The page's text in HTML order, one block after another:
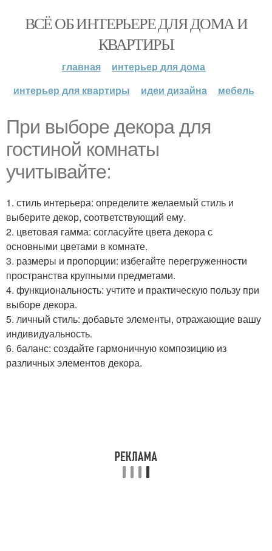
ВСЁ ОБ ИНТЕРЬЕРЕ ДЛЯ ДОМА И
КВАРТИРЫ
главная
интерьер для дома
интерьер для квартиры
идеи дизайна мебель
При выборе декора для
гостиной комнаты
учитывайте:
1. стиль интерьера: определите желаемый стиль и
выберите декор, соответствующий ему.
2. цветовая гамма: согласуйте цвета декора с
основными цветами в комнате.
3. размеры и пропорции: избегайте перегруженности
пространства крупными предметами.
4. функциональность: учтите и практическую пользу при
выборе декора.
5. личный стиль: добавьте элементы, отражающие вашу
индивидуальность.
6. баланс: создайте гармоничную композицию из
различных элементов декора.